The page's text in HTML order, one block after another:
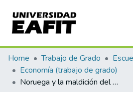
Communities & Collections
All of DSpace
Home Trabajo de Grado
Economía (trabajo de grado)
Noruega y la maldición del petróleo : un estudio monográfico